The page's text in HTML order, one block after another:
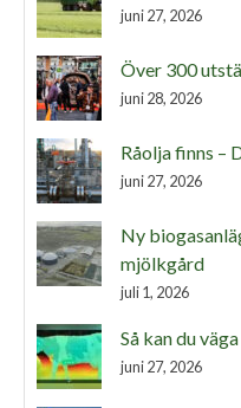
juni 27, 2026
Över 300
juni 28, 2026
Råolja finns –
juni 27, 2026
Ny
mjölkgård
juli 1, 2026
Så kan du
juni 27, 2026